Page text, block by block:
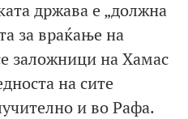
држава е „должна
за враќање на
заложници на Хамас
на сите
и во Рафа.